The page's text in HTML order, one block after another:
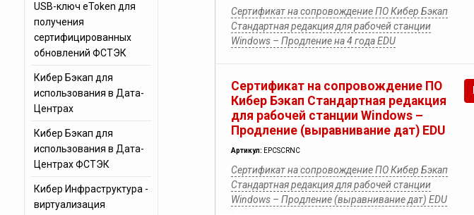
Сертификат на сопровождение ПО Кибер Бэкап
Стандартная редакция для рабочей станции
Windows – Продление на 4 года EDU
Сертификат на сопровождение ПО
Кибер Бэкап Стандартная редакция
для рабочей станции Windows –
Продление (выравнивание дат) EDU
Артикул: EPCSCRNC
Сертификат на сопровождение ПО Кибер Бэкап
Стандартная редакция для рабочей станции
Windows – Продление (выравнивание дат) EDU
USB-ключ eToken для
получения
сертифицированных
обновлений ФСТЭК
Кибер Бэкап для
использования в Дата-
Центрах
Кибер Бэкап для
использования в Дата-
Центрах ФСТЭК
Кибер Инфраструктура -
виртуализация